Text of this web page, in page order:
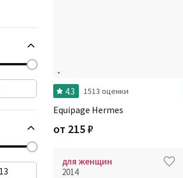
4.3 1513 оценки
Equipage Hermes
от 215₽
для женщин
2014